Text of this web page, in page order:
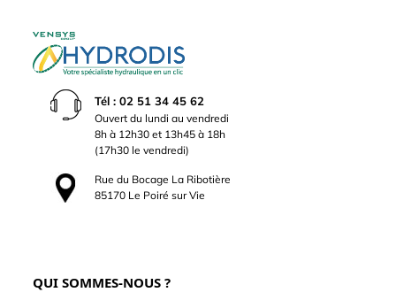
Tél : 02 51 34 45 62
Ouvert du lundi au vendredi
8h à 12h30 et 13h45 à 18h
(17h30 le vendredi)
Rue du Bocage La Ribotière
85170 Le Poiré sur Vie
QUI SOMMES-NOUS ?